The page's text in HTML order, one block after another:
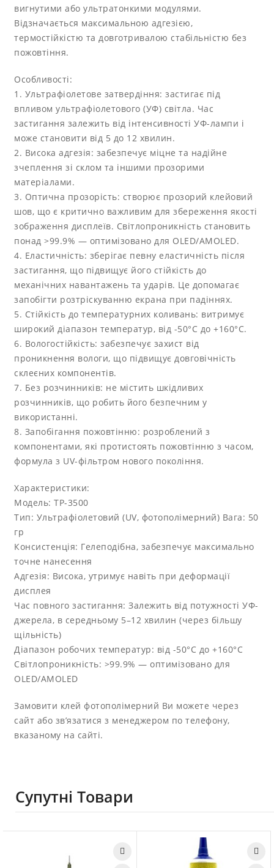
вигнутими або ультратонкими модулями.
Відзначається максимальною адгезією,
термостійкістю та довготривалою стабільністю без
пожовтіння.
Особливості:
1. Ультрафіолетове затвердіння: застигає під
впливом ультрафіолетового (УФ) світла. Час
застигання залежить від інтенсивності УФ-лампи і
може становити від 5 до 12 хвилин.
2. Висока адгезія: забезпечує міцне та надійне
зчеплення зі склом та іншими прозорими
матеріалами.
3. Оптична прозорість: створює прозорий клейовий
шов, що є критично важливим для збереження якості
зображення дисплеїв. Світлопроникність становить
понад >99.9% — оптимізовано для OLED/AMOLED.
4. Еластичність: зберігає певну еластичність після
застигання, що підвищує його стійкість до
механічних навантажень та ударів. Це допомагає
запобігти розтріскуванню екрана при падіннях.
5. Стійкість до температурних коливань: витримує
широкий діапазон температур, від -50°C до +160°C.
6. Вологостійкість: забезпечує захист від
проникнення вологи, що підвищує довговічність
склеєних компонентів.
7. Без розчинників: не містить шкідливих
розчинників, що робить його безпечним у
використанні.
8. Запобігання пожовтінню: розроблений з
компонентами, які протистоять пожовтінню з часом,
формула з UV-фільтром нового покоління.
Характеристики:
Модель: TP-3500
Тип: Ультрафіолетовий (UV, фотополімерний) Вага: 50
гр
Консистенція: Гелеподібна, забезпечує максимально
точне нанесення
Адгезія: Висока, утримує навіть при деформації
дисплея
Час повного застигання: Залежить від потужності УФ-
джерела, в середньому 5–12 хвилин (через більшу
щільність)
Діапазон робочих температур: від -50°C до +160°C
Світлопроникність: >99.9% — оптимізовано для
OLED/AMOLED
Замовити клей фотополімерний Ви можете через
сайт або зв’язатися з менеджером по телефону,
вказаному на сайті.
Супутні Товари